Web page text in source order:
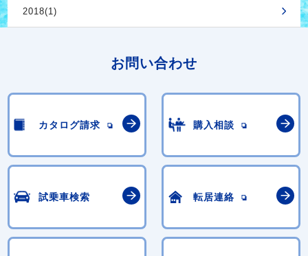
2018(1)
お問い合わせ
カタログ請求 購入相談
試乗車検索 転居連絡